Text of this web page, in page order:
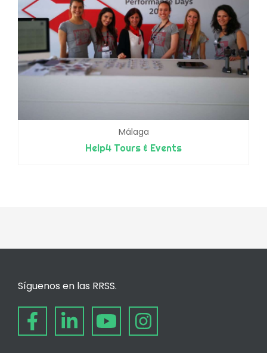
Málaga
Help4 Tours & Events
Síguenos en las RRSS.